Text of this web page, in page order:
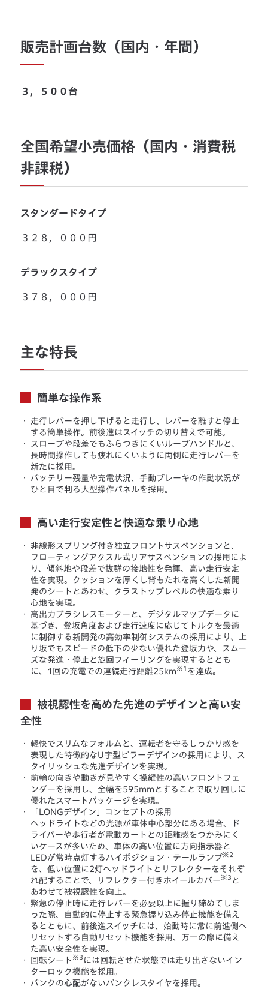
販売計画台数（国内・年間）
３，５００台
全国希望小売価格（国内・消費税
非課税）
スタンダードタイプ
３２８，０００円
デラックスタイプ
３７８，０００円
主な特長
簡単な操作系
・
走行レバーを押し下げると走行し、レバーを離すと停止
する簡単操作。前後進はスイッチの切り替えで可能。
・
スロープや段差でもふらつきにくいループハンドルと、
長時間操作しても疲れにくいように両側に走行レバーを
新たに採用。
・
バッテリー残量や充電状況、手動ブレーキの作動状況が
ひと目で判る大型操作パネルを採用。
高い走行安定性と快適な乗り心地
・
非線形スプリング付き独立フロントサスペンションと、
フローティングアクスル式リアサスペンションの採用によ
り、傾斜地や段差で抜群の接地性を発揮、高い走行安定
性を実現。クッションを厚くし背もたれを高くした新開
発のシートとあわせ、クラストップレベルの快適な乗り
心地を実現。
・
高出力ブラシレスモーターと、デジタルマップデータに
基づき、登坂角度および走行速度に応じてトルクを最適
に制御する新開発の高効率制御システムの採用により、上
り坂でもスピードの低下の少ない優れた登坂力や、スムー
ズな発進・停止と旋回フィーリングを実現するととも
に、1回の充電での連続走行距離25km ※1 を達成。
被視認性を高めた先進のデザインと高い安
全性
・
軽快でスリムなフォルムと、運転者を守るしっかり感を
表現した特徴的なU字型ピラーデザインの採用により、ス
タイリッシュな先進デザインを実現。
・
前輪の向きや動きが見やすく操縦性の高いフロントフェ
ンダーを採用し、全幅を595mmとすることで取り回しに
優れたスマートパッケージを実現。
・
「LONGデザイン」コンセプトの採用
ヘッドライトなどの光源が車体中心部分にある場合、ド
ライバーや歩行者が電動カートとの距離感をつかみにく
いケースが多いため、車体の高い位置に方向指示器と
LEDが常時点灯するハイポジション・テールランプ※2
を、低い位置に2灯ヘッドライトとリフレクターをそれぞ
れ配することで、リフレクター付きホイールカバー ※3 と
あわせて被視認性を向上。
・
緊急の停止時に走行レバーを必要以上に握り締めてしま
った際、自動的に停止する緊急握り込み停止機能を備え
るとともに、前後進スイッチには、始動時に常に前進側へ
リセットする自動リセット機能を採用、万一の際に備え
た高い安全性を実現。
・
回転シート ※3 には回転させた状態では走り出さないイン
ターロック機能を採用。
・
パンクの心配がないパンクレスタイヤを採用。